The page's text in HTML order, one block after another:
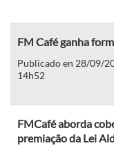
FM Café ganha
Publicado en 28/09/
14h52
FMCafé aborda
premiação da Lei